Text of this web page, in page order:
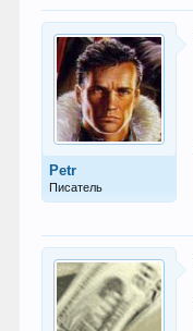
Petr
Писатель